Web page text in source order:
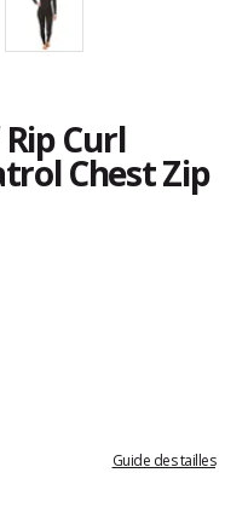
Curl
Chest Zip
Guide des tailles